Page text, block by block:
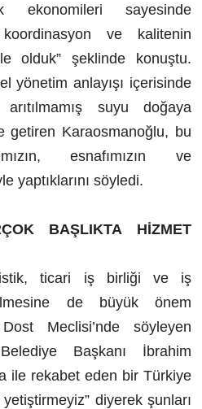
ekonomileri sayesinde
ve kalitenin
olduk” şeklinde konuştu.
yönetim anlayışı içerisinde
suyu doğaya
getiren Karaosmanoğlu, bu
esnafımızın ve
yaptıklarını söyledi.
BAŞLIKTA HİZMET
ticari iş birliği ve iş
de büyük önem
Meclisi’nde söyleyen
Başkanı İbrahim
ile rekabet eden bir Türkiye
diyerek şunları